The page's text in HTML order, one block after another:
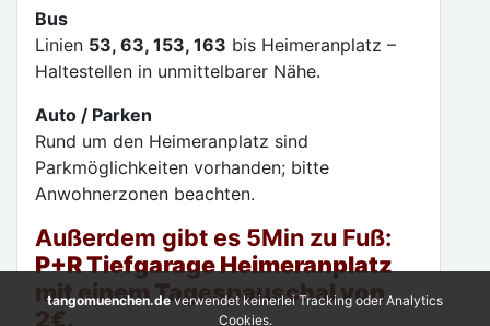
Bus
Linien 53, 63, 153, 163 bis Heimeranplatz –
Haltestellen in unmittelbarer Nähe.
Auto / Parken
Rund um den Heimeranplatz sind
Parkmöglichkeiten vorhanden; bitte
Anwohnerzonen beachten.
Außerdem gibt es 5Min zu Fuß:
P+R Tiefgarage Heimeranplatz
mit einem Tagespauschal von
2€.
tangomuenchen.deverwendet keinerlei Tracking oder Analytics
Cookies.